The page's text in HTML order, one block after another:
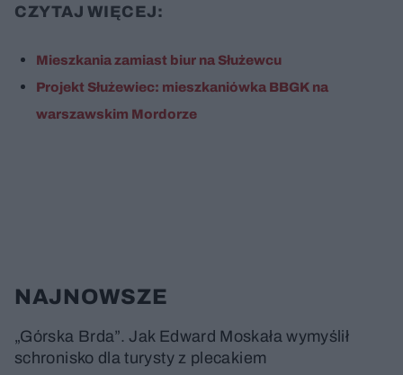
CZYTAJ WIĘCEJ:
Mieszkania zamiast biur na Służewcu
Projekt Służewiec: mieszkaniówka BBGK na
warszawskim Mordorze
NAJNOWSZE
„Górska Brda”. Jak Edward Moskała wymyślił
schronisko dla turysty z plecakiem